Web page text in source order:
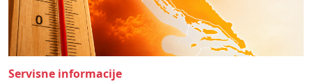
Servisne informacije